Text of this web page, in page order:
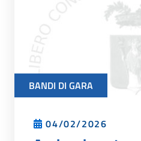
BANDI DI GARA
04/02/2026